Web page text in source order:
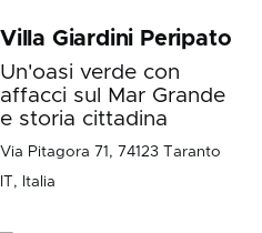
Villa Giardini Peripato
Un'oasi verde con
affacci sul Mar Grande
e storia cittadina
Via Pitagora 71, 74123 Taranto
IT, Italia